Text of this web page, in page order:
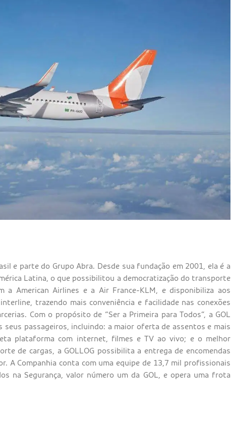
e parte do Grupo Abra. Desde sua fundação em 2001, ela é a
Latina, o que possibilitou a democratização do transporte
a American Airlines e a Air France-KLM, e disponibiliza aos
trazendo mais conveniência e facilidade nas conexões
Com o propósito de “Ser a Primeira para Todos”, a GOL
seus passageiros, incluindo: a maior oferta de assentos e mais
plataforma com internet, filmes e TV ao vivo; e o melhor
de cargas, a GOLLOG possibilita a entrega de encomendas
A Companhia conta com uma equipe de 13,7 mil profissionais
na Segurança, valor número um da GOL, e opera uma frota